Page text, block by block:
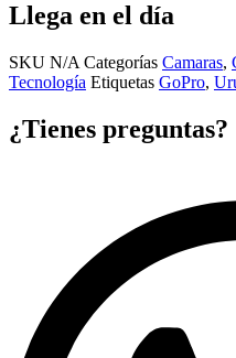
Llega en el día
SKU N/A Categorías Camaras,
Tecnología Etiquetas GoPro,
¿Tienes preguntas?